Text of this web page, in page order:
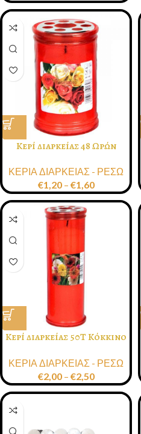
Κερί διαρκείας 48 Ωρών
ΚΕΡΙΑ ΔΙΑΡΚΕΙΑΣ - ΡΕΣΩ
€1,20 – €1,60
Κερί διαρκείας 50Τ Κόκκινο
ΚΕΡΙΑ ΔΙΑΡΚΕΙΑΣ - ΡΕΣΩ
€2,00 – €2,50